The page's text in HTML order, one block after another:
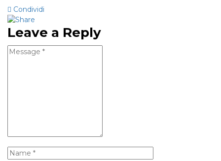
Condividi
Leave a Reply